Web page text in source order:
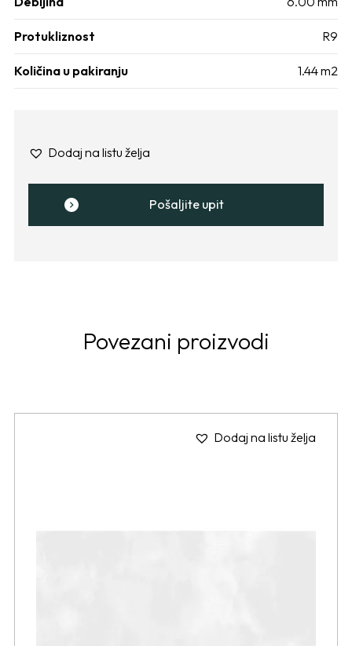
Protukliznost R9
Količina u pakiranju 1.44 m2
Dodaj na listu želja
Pošaljite upit
Povezani proizvodi
Dodaj na listu želja